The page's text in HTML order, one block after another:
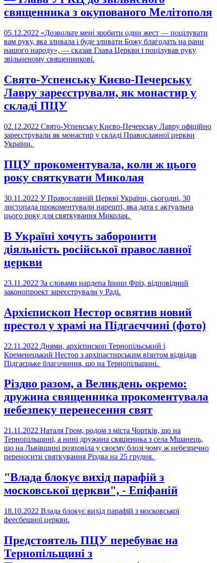
священника з окупованого Мелітополя
05.12.2022 «Дозвольте мені зробити один жест — поцілувати
вам руку, яка зливала і буде зливати Божу благодать на рани
нашого народу», — сказав Глава Церкви і поцілував руку
звільненому священникові.
Свято-Успенську Києво-Печерську
Лавру зареєстрували, як монастир у
складі ПЦУ
02.12.2022 Свято-Успенську Києво-Печерську Лавру офіційно
зареєстрували як монастир у складі Православної церкви
України.
ПЦУ прокоментувала, коли ж цього
року святкувати Миколая
30.11.2022 У Православній Церкві України, сьогодні, 30
листопада прокоментували нарешті, яка дата є актуальна
цього року для святкування Миколая.
В Україні хочуть заборонити
діяльність російської православної
церкви
23.11.2022 За словами нардепа Ірини Фріз, відповідний
законопроект зареєстрували у Раді.
Архієпископ Нестор освятив новий
престол у храмі на Підгаєччині (фото)
22.11.2022 Днями, архієпископ Тернопільський і
Кременецький Нестор з архіпастирським візитом відвідав
Підгаєцьке благочиння, що на Тернопільщині.
Різдво разом, а Великдень окремо:
дружина священника прокоментувала
небезпеку перенесення свят
21.11.2022 Наталя Гром, родом з міста Чортків, що на
Тернопільщині, а нині дружина священика з села Мшанець,
що на Львівщині розповіла у своєму блозі чому ж небезпечно
переносити святкування Різдва на 25 грудня.
"Влада блокує вихід парафій з
московської церкви", - Епіфаній
18.10.2022 Влада блокує вихід парафій з московської
феесбешної церкви.
Предстоятель ПЦУ перебуває на
Тернопільщині з